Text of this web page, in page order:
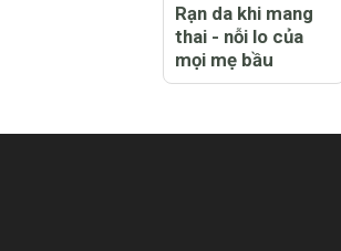
Rạn da khi mang
thai - nỗi lo của
mọi mẹ bầu